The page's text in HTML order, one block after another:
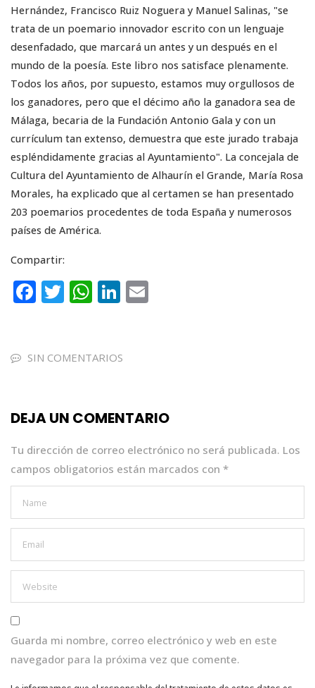
Hernández, Francisco Ruiz Noguera y Manuel Salinas, "se
trata de un poemario innovador escrito con un lenguaje
desenfadado, que marcará un antes y un después en el
mundo de la poesía. Este libro nos satisface plenamente.
Todos los años, por supuesto, estamos muy orgullosos de
los ganadores, pero que el décimo año la ganadora sea de
Málaga, becaria de la Fundación Antonio Gala y con un
currículum tan extenso, demuestra que este jurado trabaja
espléndidamente gracias al Ayuntamiento". La concejala de
Cultura del Ayuntamiento de Alhaurín el Grande, María Rosa
Morales, ha explicado que al certamen se han presentado
203 poemarios procedentes de toda España y numerosos
países de América.
Compartir:
F
e
o
k
T
te
W
ts
p
Li
e
SIN COMENTARIOS
DEJA UN COMENTARIO
Tu dirección de correo electrónico no será publicada. Los
campos obligatorios están marcados con *
Guarda mi nombre, correo electrónico y web en este
navegador para la próxima vez que comente.